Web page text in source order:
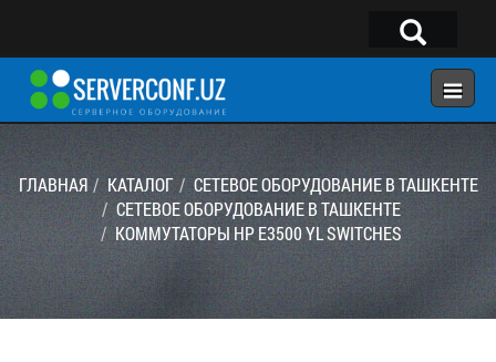
×
ГЛАВНАЯ
КОНФИГУРАТОР
КАТАЛОГ
Telegram:@serverconf_uz
Тел: (90) 932-18-00
ГЛАВНАЯ КАТАЛОГ
СЕТЕВОЕ ОБОРУДОВАНИЕ В ТАШКЕНТЕ
СЕТЕВОЕ ОБОРУДОВАНИЕ В ТАШКЕНТЕ
KОММУТАТОРЫ HP E3500 YL SWITCHES